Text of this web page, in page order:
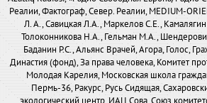
Реалии, Фактограф, Север. Реалии, MEDIUM-
Л. А., Савицкая Л.А., Маркелов С.Е.,
Толоконникова Н.А., Гельман М.А.,
Баданин Р.С., Альянс Врачей, Агора, Голос,
Династия (фонд), За права человека, Комитет
Молодая Карелия, Московская школа
Пермь-36, Ракурс, Русь Сидящая,